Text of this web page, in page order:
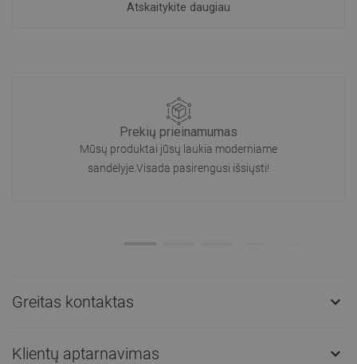
Atskaitykite daugiau
Prekių prieinamumas
Mūsų produktai jūsų laukia moderniame
sandėlyje.Visada pasirengusi išsiųsti!
Greitas kontaktas 
Klientų aptarnavimas 